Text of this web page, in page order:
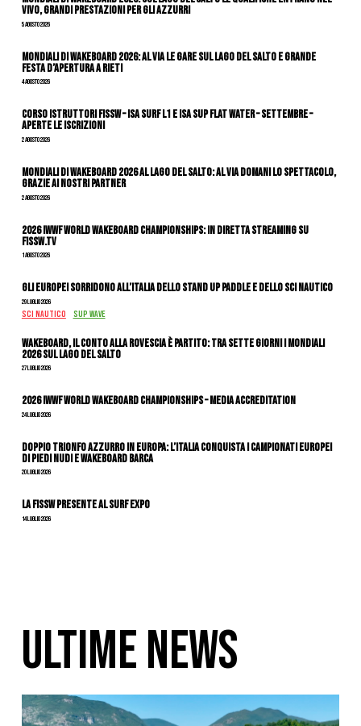
vivo, grandi prestazioni per gli azzurri
5 Agosto 2026
Mondiali di Wakeboard 2026: al via le gare sul Lago del Salto e grande
festa d’apertura a Rieti
4 Agosto 2026
CORSO ISTRUTTORI FISSW – ISA SURF L1 e ISA SUP Flat Water – SETTEMBRE –
APERTE LE ISCRIZIONI
2 Agosto 2026
Mondiali di Wakeboard 2026 al Lago del Salto: al via domani lo spettacolo,
grazie ai nostri Partner
2 Agosto 2026
2026 IWWF WORLD WAKEBOARD CHAMPIONSHIPS: IN DIRETTA STREAMING SU
FISSW.TV
1 Agosto 2026
Gli Europei sorridono all’Italia dello stand up paddle e dello sci nautico
29 Luglio 2026
SCI NAUTICO SUP WAVE
Wakeboard, il conto alla rovescia è partito: tra sette giorni i Mondiali
2026 sul Lago del Salto
27 Luglio 2026
2026 IWWF WORLD WAKEBOARD CHAMPIONSHIPS – MEDIA ACCREDITATION
24 Luglio 2026
DOPPIO TRIONFO AZZURRO IN EUROPA: L’ITALIA CONQUISTA I CAMPIONATI EUROPEI
DI PIEDI NUDI E WAKEBOARD BARCA
20 Luglio 2026
La FISSW presente al Surf Expo
14 Luglio 2026
ULTIME NEWS